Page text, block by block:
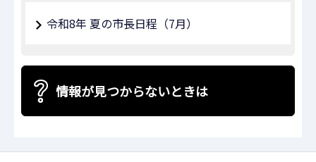
令和8年 夏の市長日程（7月）
情報が見つからないときは